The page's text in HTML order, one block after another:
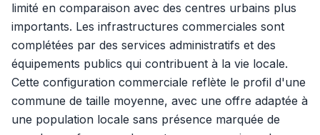
limité en comparaison avec des centres urbains plus
importants. Les infrastructures commerciales sont
complétées par des services administratifs et des
équipements publics qui contribuent à la vie locale.
Cette configuration commerciale reflète le profil d'une
commune de taille moyenne, avec une offre adaptée à
une population locale sans présence marquée de